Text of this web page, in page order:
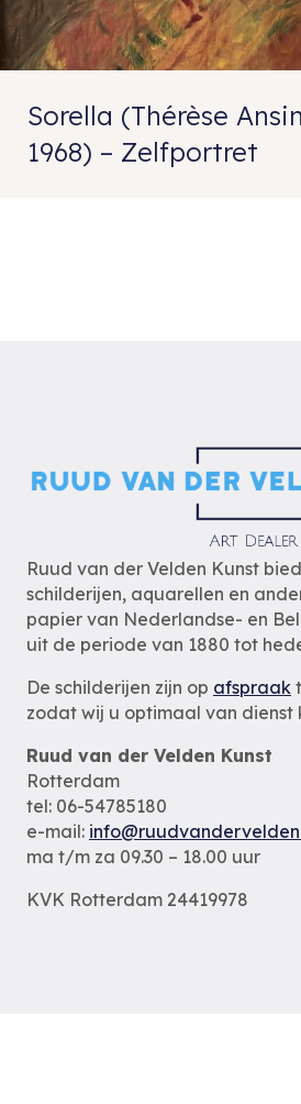
Sorella (Thérèse
1968) – Zelfportret
Ruud van der Velden Kunst
schilderijen, aquarellen en
papier van Nederlandse- en
uit de periode van 1880 tot
De schilderijen zijn op afspraak
zodat wij u optimaal van dienst
Ruud van der Velden Kunst
Rotterdam
tel: 06-54785180
e-mail:
ma t/m za 09.30 – 18.00 uur
KVK Rotterdam 24419978